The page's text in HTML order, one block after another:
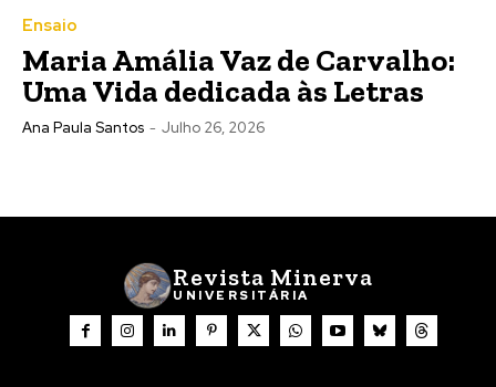
Ensaio
Maria Amália Vaz de Carvalho:
Uma Vida dedicada às Letras
Ana Paula Santos - Julho 26, 2026
Revista Minerva
UNIVERSITÁRIA